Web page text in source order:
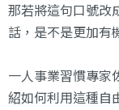
那若將這句口號改
話，是不是更加有
一人事業習慣專家
紹如何利用這種自